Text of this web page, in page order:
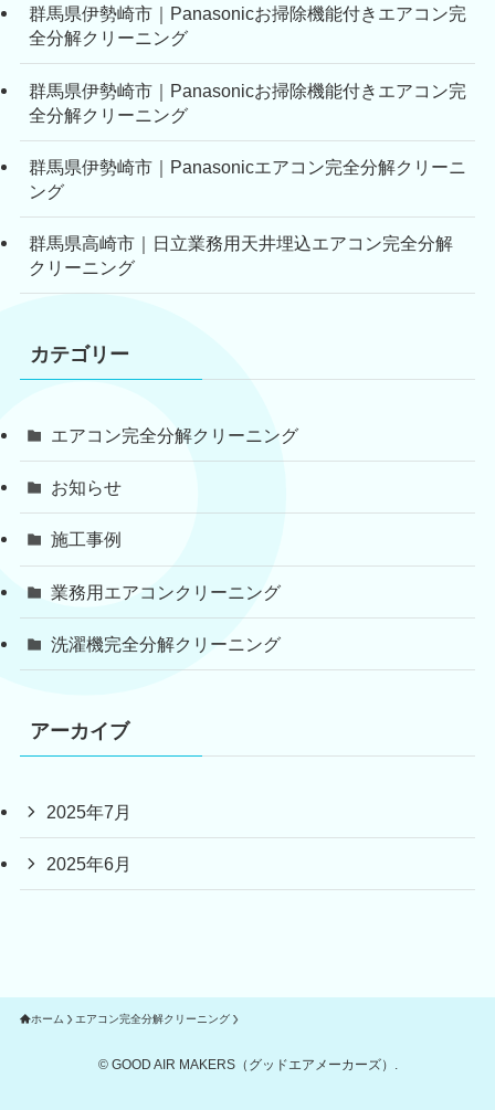
群馬県伊勢崎市｜Panasonicお掃除機能付きエアコン完
全分解クリーニング
群馬県伊勢崎市｜Panasonicお掃除機能付きエアコン完
全分解クリーニング
群馬県伊勢崎市｜Panasonicエアコン完全分解クリーニ
ング
群馬県高崎市｜日立業務用天井埋込エアコン完全分解
クリーニング
カテゴリー
エアコン完全分解クリーニング
お知らせ
施工事例
業務用エアコンクリーニング
洗濯機完全分解クリーニング
アーカイブ
2025年7月
2025年6月
ホーム エアコン完全分解クリーニング
©GOOD AIR MAKERS（グッドエアメーカーズ）.